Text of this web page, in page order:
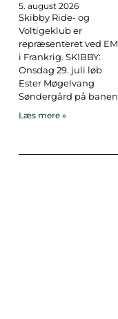
5. august 2026
Skibby Ride- og
Voltigeklub er
repræsenteret ved EM
i Frankrig. SKIBBY:
Onsdag 29. juli løb
Ester Møgelvang
Søndergård på banen
Læs mere »